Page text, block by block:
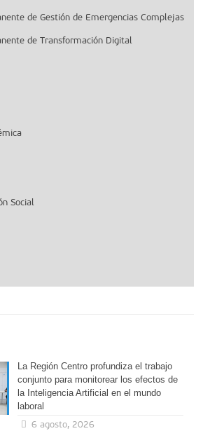
de Gestión de Emergencias Complejas
de Transformación Digital
Social
La Región Centro profundiza el trabajo
conjunto para monitorear los efectos de
la Inteligencia Artificial en el mundo
laboral
6 agosto, 2026